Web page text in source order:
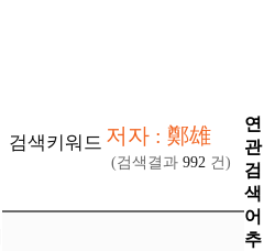
검색키워드 저자 : 鄭雄
(검색결과 992 건)
연
관
검
색
어
추